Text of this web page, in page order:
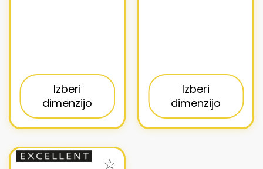
Izberi
dimenzijo
Izberi
dimenzijo